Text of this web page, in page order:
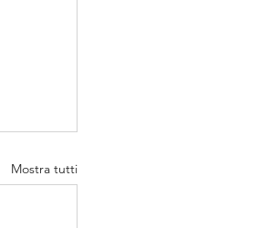
Mostra tutti